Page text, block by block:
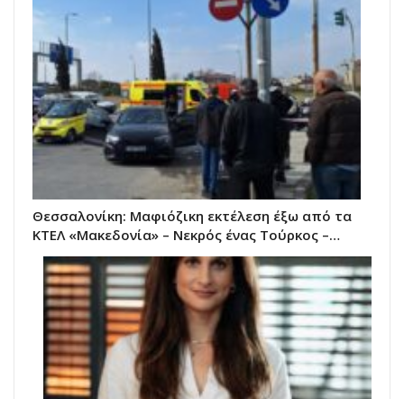
Θεσσαλονίκη: Μαφιόζικη εκτέλεση έξω από τα
ΚΤΕΛ «Μακεδονία» – Νεκρός ένας Τούρκος –…